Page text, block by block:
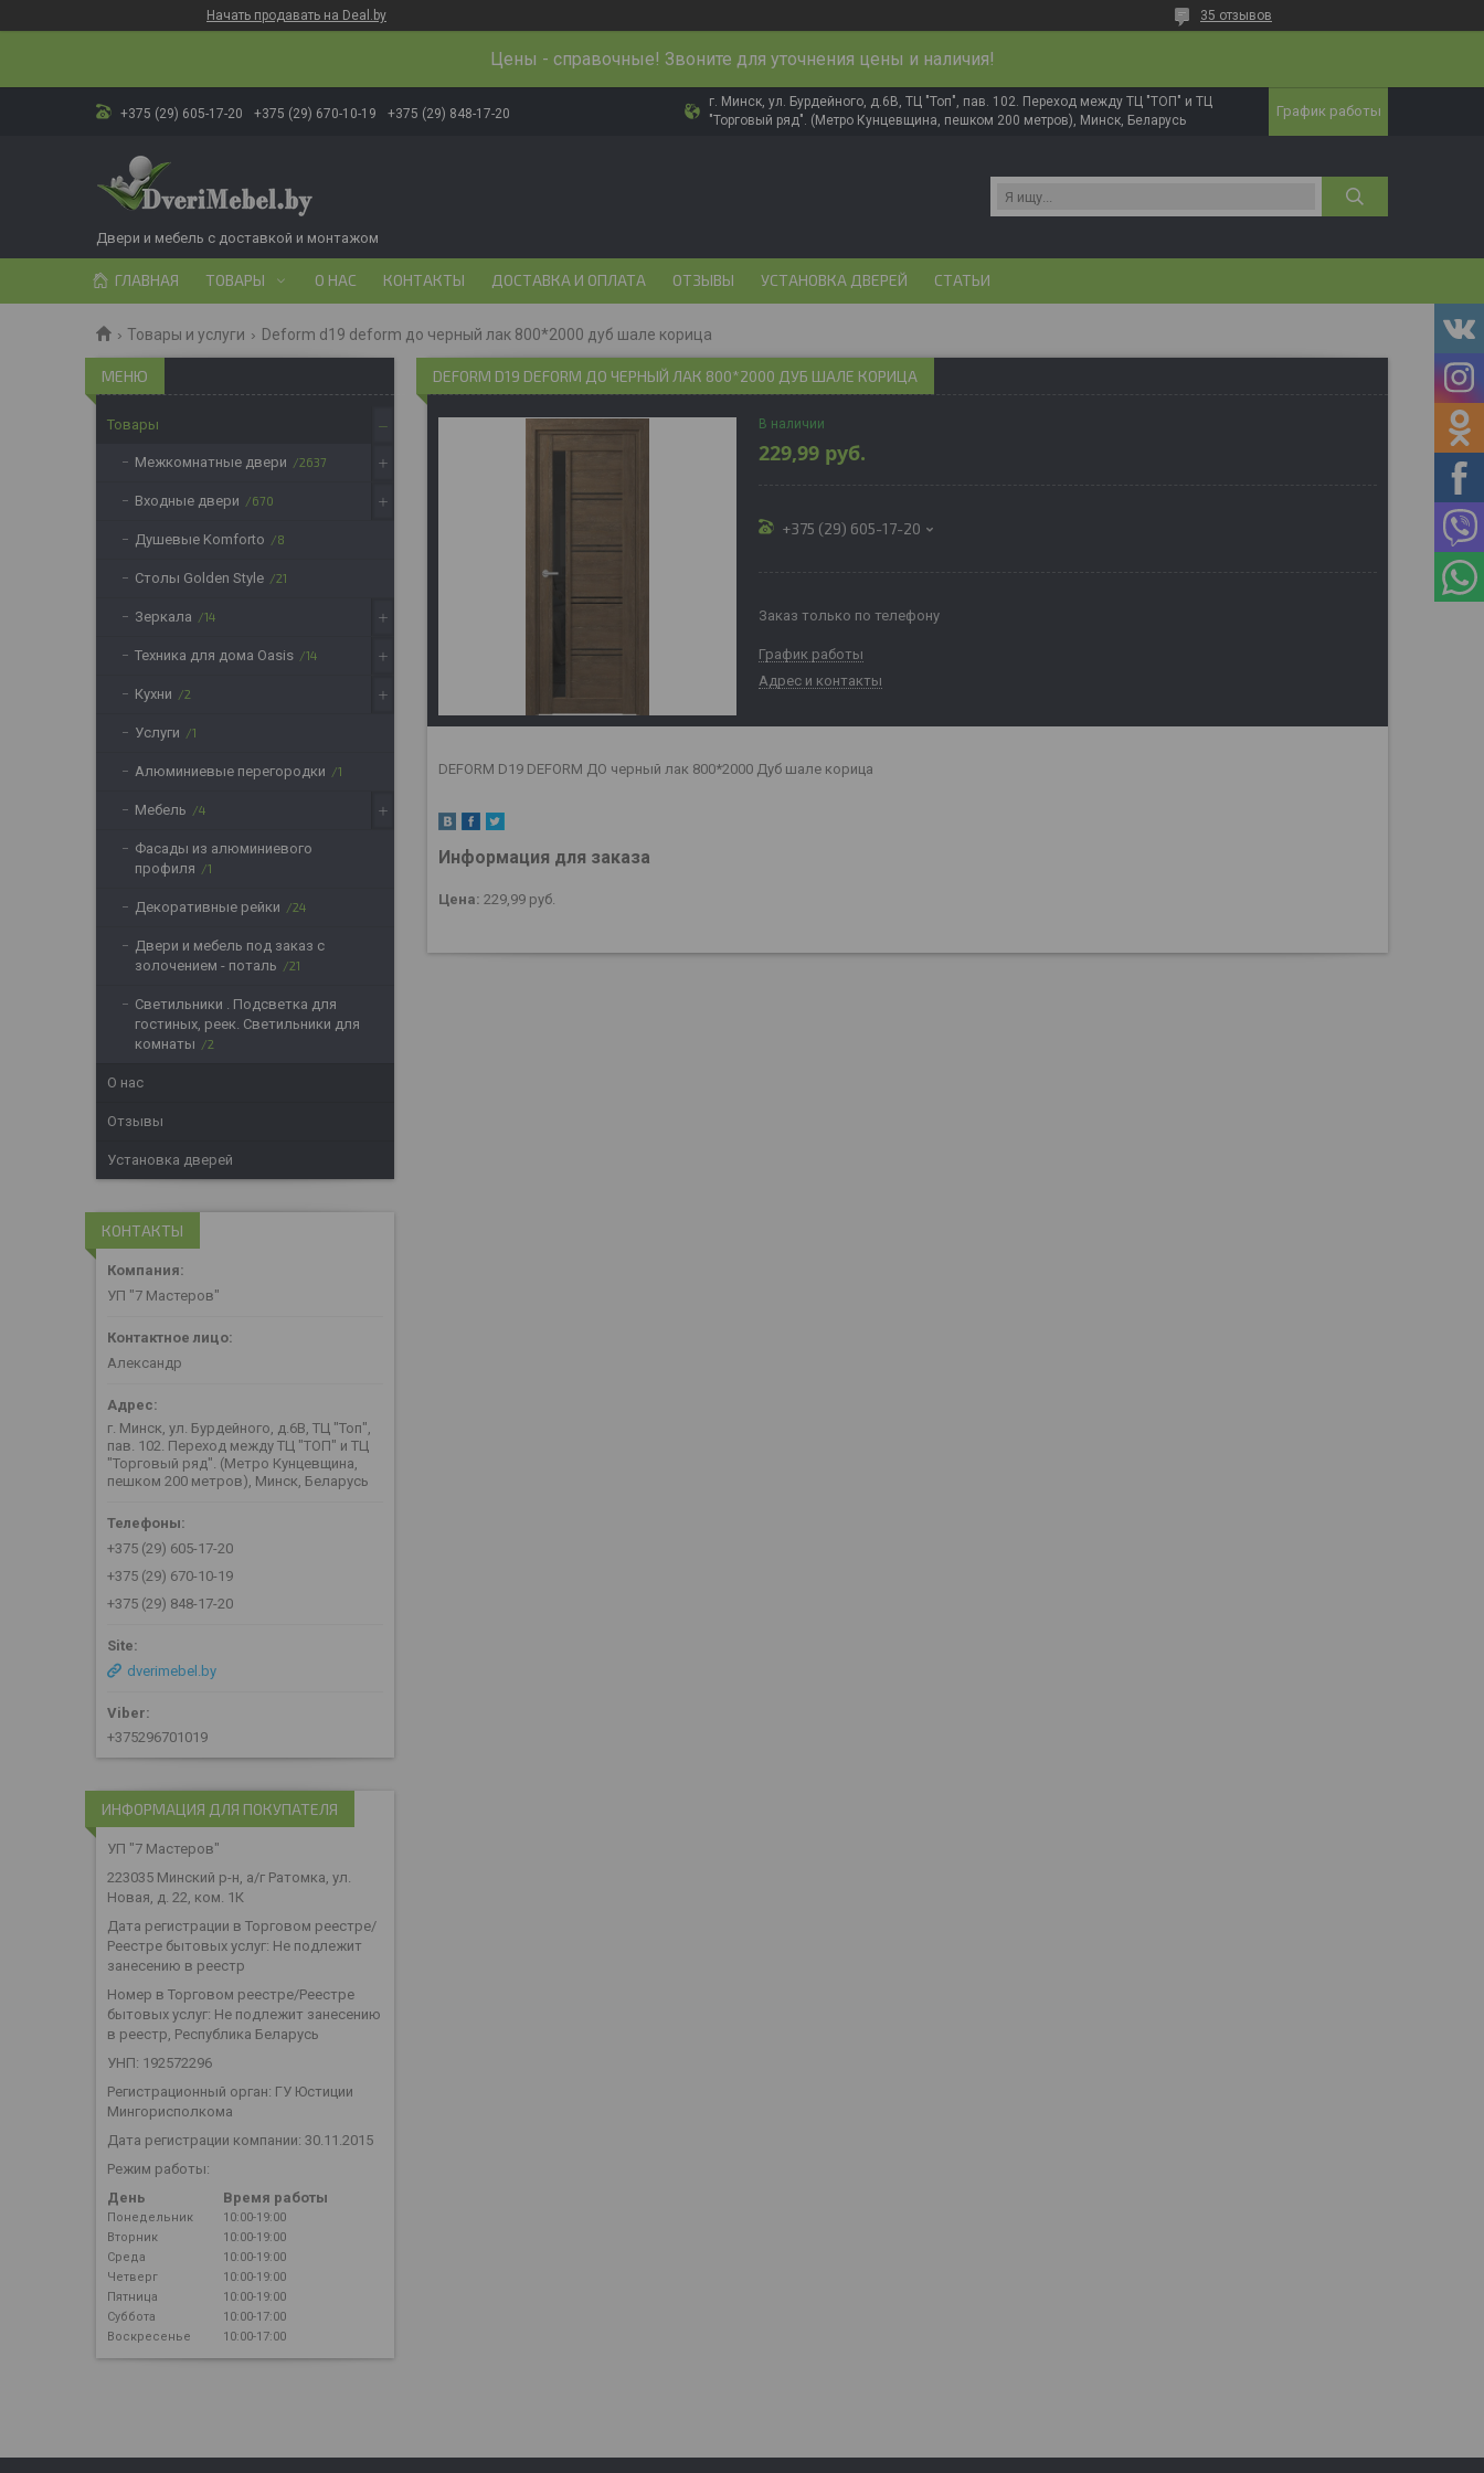
Начать продавать на Deal.by 35 отзывов
Цены - справочные! Звоните для уточнения цены и наличия!
+375 (29) 605-17-20 +375 (29) 670-10-19 +375 (29) 848-17-20
г. Минск, ул. Бурдейного, д.6В, ТЦ "Топ", пав. 102. Переход между ТЦ "ТОП" и ТЦ
"Торговый ряд". (Метро Кунцевщина, пешком 200 метров), Минск, Беларусь
График работы
Двери и мебель с доставкой и монтажом
ГЛАВНАЯ ТОВАРЫ О НАС КОНТАКТЫ ДОСТАВКА И ОПЛАТА ОТЗЫВЫ УСТАНОВКА ДВЕРЕЙ СТАТЬИ
Товары и услуги Deform d19 deform до черный лак 800*2000 дуб шале корица
DEFORM D19 DEFORM ДО ЧЕРНЫЙ ЛАК 800*2000 ДУБ ШАЛЕ КОРИЦА
В наличии
229,99 руб.
+375 (29) 605-17-20
Заказ только по телефону
График работы
Адрес и контакты
DEFORM D19 DEFORM ДО черный лак 800*2000 Дуб шале корица
Информация для заказа
Цена: 229,99 руб.
Товары
Межкомнатные двери 2637
Входные двери 670
Душевые Komforto 8
Столы Golden Style 21
Зеркала 14
Техника для дома Oasis 14
Кухни 2
Услуги 1
Алюминиевые перегородки 1
Мебель 4
Фасады из алюминиевого
профиля
1
Декоративные рейки 24
Двери и мебель под заказ с
золочением - поталь
21
Светильники . Подсветка для
гостиных, реек. Светильники для
комнаты
2
О нас
Отзывы
Установка дверей
КОНТАКТЫ
УП "7 Мастеров"
Александр
г. Минск, ул. Бурдейного, д.6В, ТЦ "Топ",
пав. 102. Переход между ТЦ "ТОП" и ТЦ
"Торговый ряд". (Метро Кунцевщина,
пешком 200 метров), Минск, Беларусь
+375 (29) 605-17-20
+375 (29) 670-10-19
+375 (29) 848-17-20
dverimebel.by
+375296701019
ИНФОРМАЦИЯ ДЛЯ ПОКУПАТЕЛЯ
УП "7 Мастеров"
223035 Минский р-н, а/г Ратомка, ул.
Новая, д. 22, ком. 1К
Дата регистрации в Торговом реестре/
Реестре бытовых услуг: Не подлежит
занесению в реестр
Номер в Торговом реестре/Реестре
бытовых услуг: Не подлежит занесению
в реестр, Республика Беларусь
УНП: 192572296
Регистрационный орган: ГУ Юстиции
Мингорисполкома
Дата регистрации компании: 30.11.2015
Режим работы:
День
Время работы
Понедельник
10:00-19:00
Вторник
10:00-19:00
Среда
10:00-19:00
Четверг
10:00-19:00
Пятница
10:00-19:00
Суббота
10:00-17:00
Воскресенье
10:00-17:00